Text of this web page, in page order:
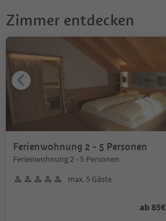
Zimmer entdecken
Ferienwohnung 2 - 5 Personen
Ferienwohnung 2 - 5 Personen
max. 5 Gäste
ab 85€